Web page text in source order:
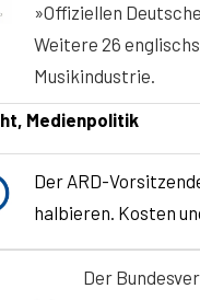
»Offiziellen
Weitere 26
Musikindustrie.
Medienpolitik
Der ARD-
halbieren. Kosten
Der